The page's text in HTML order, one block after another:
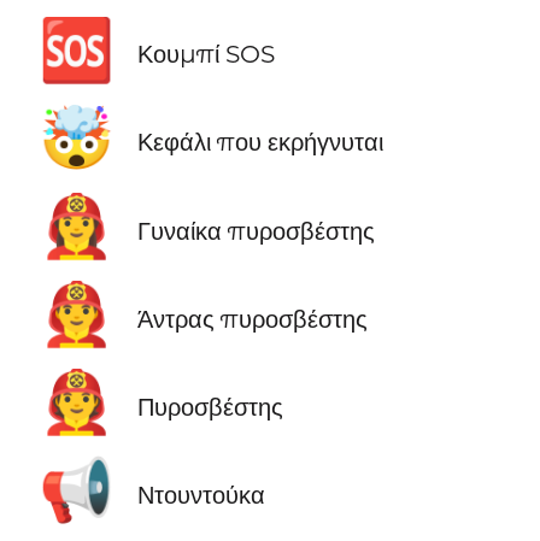
🆘 Κουμπί SOS
🤯 Κεφάλι που εκρήγνυται
👩‍🚒 Γυναίκα πυροσβέστης
👨‍🚒 Άντρας πυροσβέστης
🧑‍🚒 Πυροσβέστης
📢 Ντουντούκα